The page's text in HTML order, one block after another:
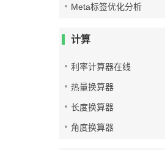
Meta标签优化分析
计算
利率计算器在线
热量换算器
长度换算器
角度换算器